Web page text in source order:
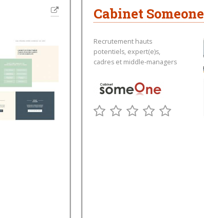
Cabinet Someone
Recrutement hauts
potentiels, expert(e)s,
cadres et middle-managers